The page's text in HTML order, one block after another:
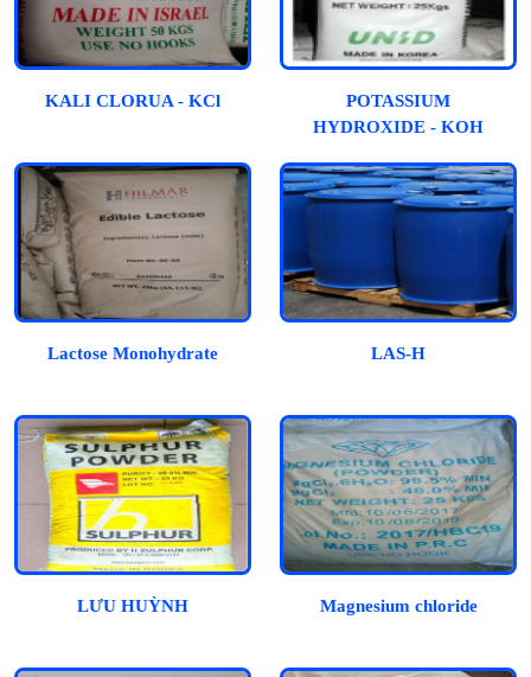
KALI CLORUA - KCl
POTASSIUM
HYDROXIDE - KOH
Lactose Monohydrate LAS-H
LƯU HUỲNH Magnesium chloride